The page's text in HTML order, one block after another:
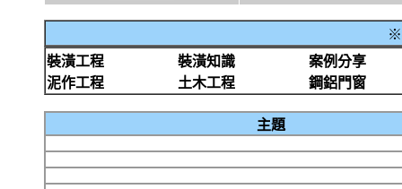
※
裝潢工程
裝潢知識
案例分享
泥作工程
土木工程 鋼鋁門窗
主題